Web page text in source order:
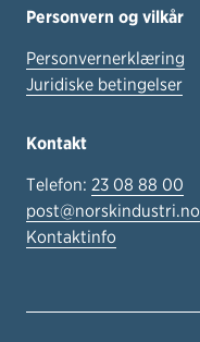
Personvern og vilkår
Personvernerklæring
Juridiske betingelser
Kontakt
Telefon: 23 08 88 00
post@norskindustri.no
Kontaktinfo